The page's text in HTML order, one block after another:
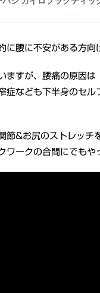
に腰に不安がある方向
ますが、腰痛の原因
症なども下半身のセル
節&お尻のストレッチ
ワークの合間にでもや